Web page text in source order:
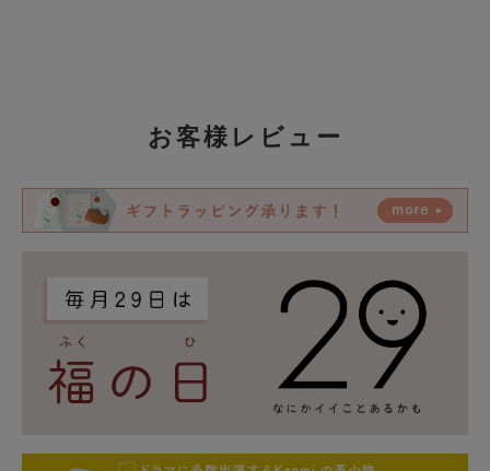
お客様レビュー